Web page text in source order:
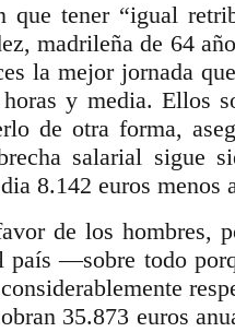
tener “igual
madrileña de 64
la mejor jornada
y media. Ellos
de otra forma,
salarial sigue
8.142 euros menos
de los hombres,
―sobre todo
35.873 euros